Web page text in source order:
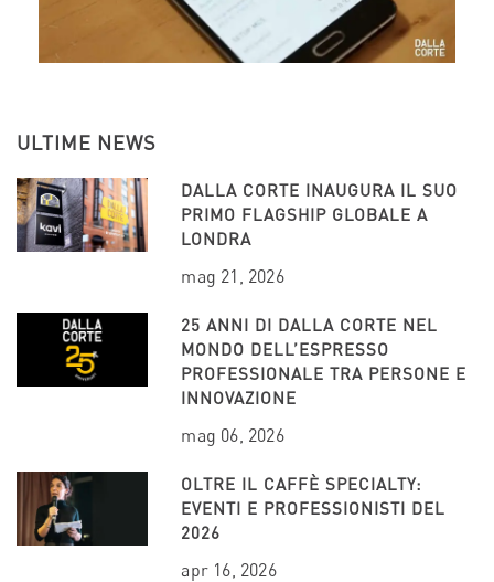
ULTIME NEWS
DALLA CORTE INAUGURA IL SUO
PRIMO FLAGSHIP GLOBALE A
LONDRA
mag 21, 2026
25 ANNI DI DALLA CORTE NEL
MONDO DELL’ESPRESSO
PROFESSIONALE TRA PERSONE E
INNOVAZIONE
mag 06, 2026
OLTRE IL CAFFÈ SPECIALTY:
EVENTI E PROFESSIONISTI DEL
2026
apr 16, 2026